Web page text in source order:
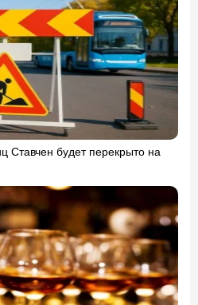
Ставчен будет перекрыто на